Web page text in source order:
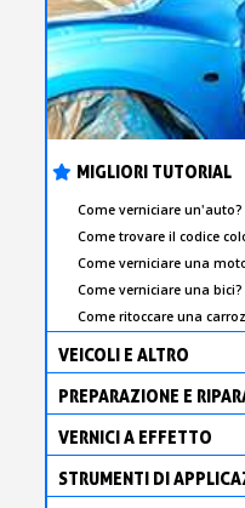
MIGLIORI TUTORIAL
Come verniciare un'auto?
Come trovare il codice
Come verniciare una
Come verniciare una bici?
Come ritoccare una
VEICOLI E ALTRO
PREPARAZIONE E
VERNICI A EFFETTO
STRUMENTI DI